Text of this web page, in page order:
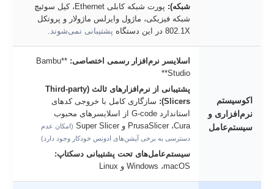
شبکه):
پورت شبکه کابلی Ethernet، کیل سوئیچ
شبکه فیزیکی، ماژول وایرلس ماژولار و پروتکل
802.1X در این دستگاه
پشتیبانی نمی‌شوند.
اکوسیستم
نرم‌افزاری و
سیستم‌عامل
اسلایسر نرم‌افزار رسمی اختصاصی:
**Bambu
Studio**
پشتیبانی از نرم‌افزارهای ثالث (Third-party
Slicers):
سازگاری کامل با خروجی کدهای
استاندارد G-code از اسلایسرهای محبوب
PrusaSlicer ،Cura و Super Slicer
(امکان عدم
دسترسی به برخی آپشن‌های ادونس خودکار وجود دارد)
سیستم‌عامل‌های تحت پشتیبانی دسکتاپ:
Windows ،macOS و Linux